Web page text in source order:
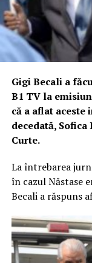
Gigi Becali a
B1 TV la
că a aflat
decedată,
Curte.
La întrebarea
în cazul Năstase
Becali a răspuns